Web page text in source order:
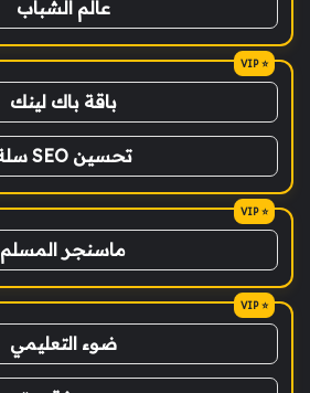
عالم الشباب
باقة باك لينك
تحسين SEO سلة
ماسنجر المسلم
ضوء التعليمي